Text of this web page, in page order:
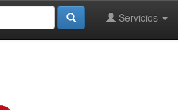
Servicios